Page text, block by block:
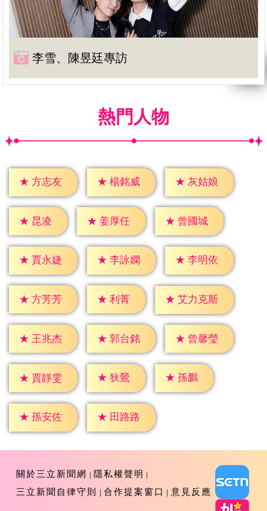
李雪、陳昱廷專訪
熱門人物
★ 方志友 ★ 楊銘威 ★ 灰姑娘
★ 昆凌 ★ 姜厚任 ★ 曾國城
★ 賈永婕 ★ 李詠嫻 ★ 李明依
★ 方芳芳 ★ 利菁 ★ 艾力克斯
★ 王兆杰 ★ 郭台銘 ★ 曾馨瑩
★ 賈靜雯 ★ 狄鶯 ★ 孫鵬
★ 孫安佐 ★ 田路路
關於三立新聞網
隱私權聲明
三立新聞自律守則
合作提案窗口 意見反應